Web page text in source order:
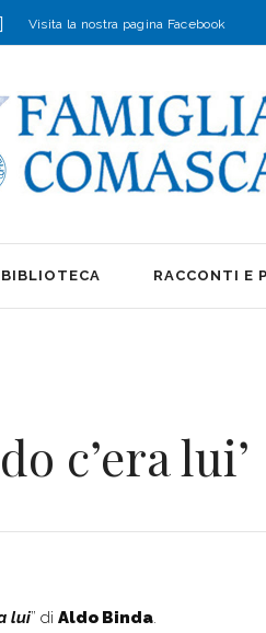
Visita la nostra pagina Facebook
BIBLIOTECA RACCONTI E
c’era lui’
lui” di Aldo Binda.